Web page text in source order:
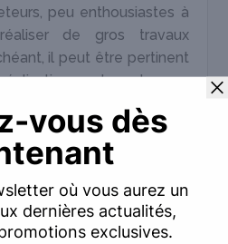
peu enthousiastes à
de gros travaux
il peut être pertinent
de travaux
énergétiques
sa mise en vente.
depuis 2021,un
plus détaillé, qui fournit
concrètes quant
d’énergie dans